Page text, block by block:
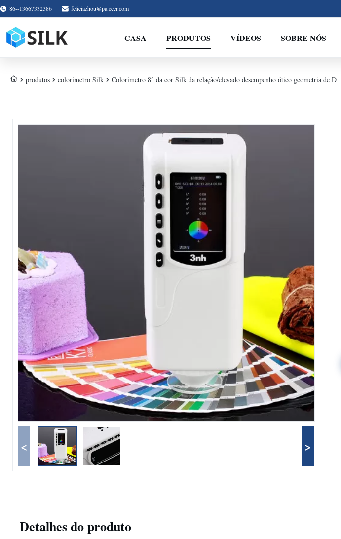
86--13667332386 feliciazhou@pa.ecer.com
CASA PRODUTOS VÍDEOS SOBRE NÓS
produtos colorímetro Silk Colorímetro 8° da cor Silk da relação/elevado desempenho ótico geometria de D
< >
Detalhes do produto